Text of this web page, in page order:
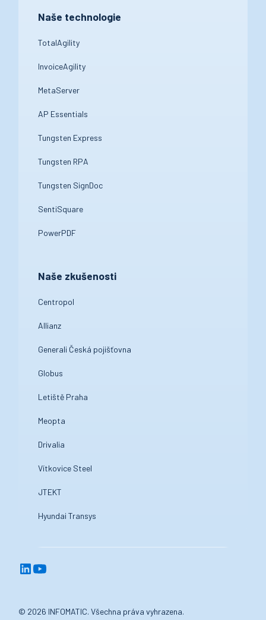
Naše technologie
TotalAgility
InvoiceAgility
MetaServer
AP Essentials
Tungsten Express
Tungsten RPA
Tungsten SignDoc
SentiSquare
PowerPDF
Naše zkušenosti
Centropol
Allianz
Generali Česká pojišťovna
Globus
Letiště Praha
Meopta
Drivalia
Vítkovice Steel
JTEKT
Hyundai Transys
© 2026 INFOMATIC. Všechna práva vyhrazena.